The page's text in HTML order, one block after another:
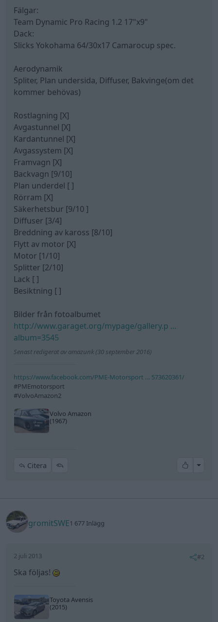
Fälgar:
Team Dynamic Pro Racing 1.2 17"x9"
Dack:
Slicks Yokohama 64/30x17 Camarocup spec.
Aerodynamik
Spliter, Plan undersida, Diffuser, Bakvinge(om det
kommer behövas)
Rostlagning [X]
Avgastunnel [X]
Kardantunnel [X]
Avgassystem [X]
Framvagn [X]
Backvagn [9/10]
Plan underdel [ ]
Rörram [X]
Säkerhetsbur [9/10 ]
Diffuser [3/4]
Breddning av kaross [8/10]
Flytt av motor [X]
Motor [1/10]
Splitter [2/10]
Lack [ ]
Besiktning [ ]
Bilder från fotoalbumet
http://www.garaget.org/mypage/gallery.p …
album=3545
Senast redigerat av amazunk (30 september 2016)
https://www.facebook.com/PME-Motorsport … 573620361/
#PMEmotorsport
#VolvoAmazon2
Volvo Amazon
(1967)
Citera All
gromitSWE1 677 Inlägg
2 juli 2013 #2
Ska följas!
Toyota Avensis
(2015)